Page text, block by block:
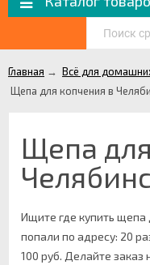
Главная → Всё для
Щепа для копчения в
Щепа
Ищите где купить щепа
попали по адресу: 20
100 руб. Делайте заказ